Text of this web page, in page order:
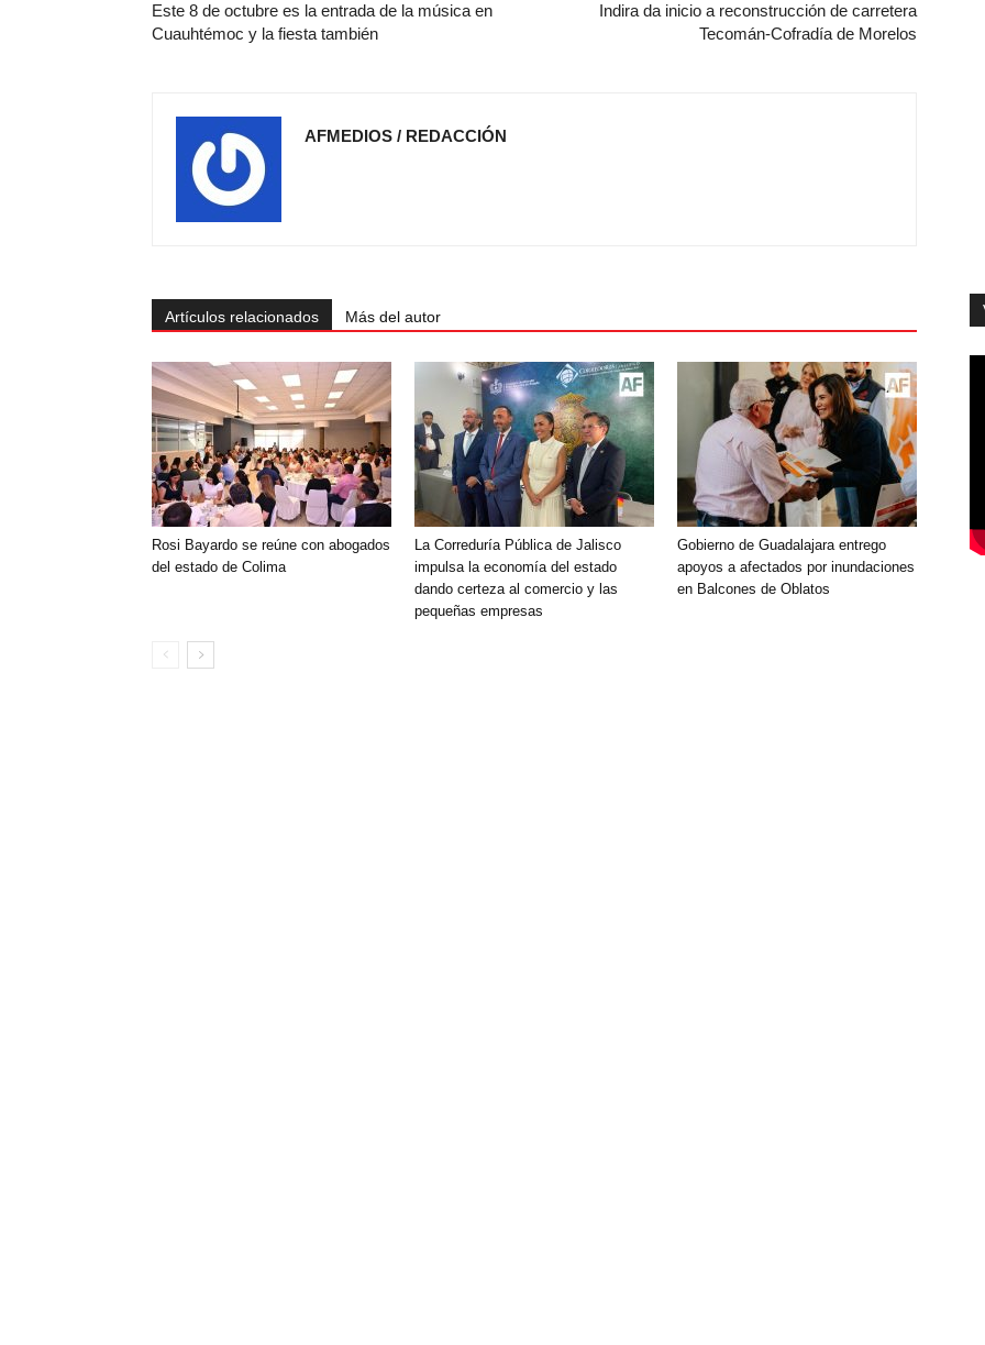
Este 8 de octubre es la entrada de la música en
Cuauhtémoc y la fiesta también
Indira da inicio a reconstrucción de carretera
Tecomán-Cofradía de Morelos
AFMEDIOS / REDACCIÓN
Artículos relacionados Más del autor
Rosi Bayardo se reúne con abogados
del estado de Colima
La Correduría Pública de Jalisco
impulsa la economía del estado
dando certeza al comercio y las
pequeñas empresas
Gobierno de Guadalajara entrego
apoyos a afectados por inundaciones
en Balcones de Oblatos